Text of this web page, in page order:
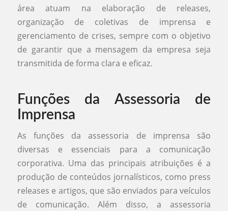
área atuam na elaboração de releases,
organização de coletivas de imprensa e
gerenciamento de crises, sempre com o objetivo
de garantir que a mensagem da empresa seja
transmitida de forma clara e eficaz.
Funções da Assessoria de
Imprensa
As funções da assessoria de imprensa são
diversas e essenciais para a comunicação
corporativa. Uma das principais atribuições é a
produção de conteúdos jornalísticos, como press
releases e artigos, que são enviados para veículos
de comunicação. Além disso, a assessoria